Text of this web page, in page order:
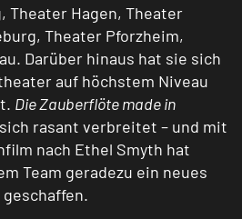
Theater Hagen, Theater
Theater Pforzheim,
Darüber hinaus hat sie sich
auf höchstem Niveau
Die Zauberflöte made in
rasant verbreitet – und mit
nach Ethel Smyth hat
Team geradezu ein neues